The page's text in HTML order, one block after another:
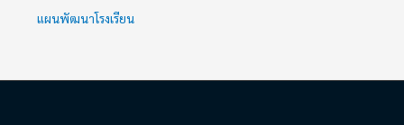
แผนพัฒนาโรงเรียน